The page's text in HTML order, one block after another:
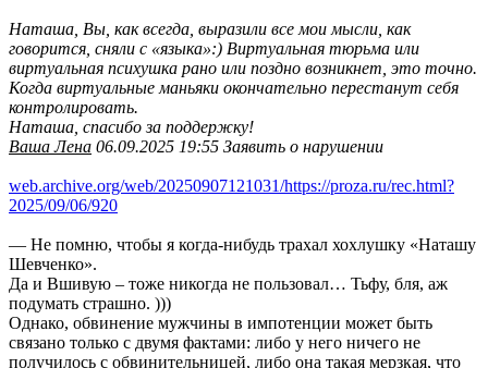
Наташа, Вы, как всегда, выразили все мои мысли, как
говорится, сняли с «языка»:) Виртуальная тюрьма или
виртуальная психушка рано или поздно возникнет, это точно.
Когда виртуальные маньяки окончательно перестанут себя
контролировать.
Наташа, спасибо за поддержку!
Ваша Лена 06.09.2025 19:55 Заявить о нарушении
web.archive.org/web/20250907121031/https://proza.ru/rec.html?
2025/09/06/920
— Не помню, чтобы я когда-нибудь трахал хохлушку «Наташу
Шевченко».
Да и Вшивую – тоже никогда не пользовал… Тьфу, бля, аж
подумать страшно. )))
Однако, обвинение мужчины в импотенции может быть
связано только с двумя фактами: либо у него ничего не
получилось с обвинительницей, либо она такая мерзкая, что